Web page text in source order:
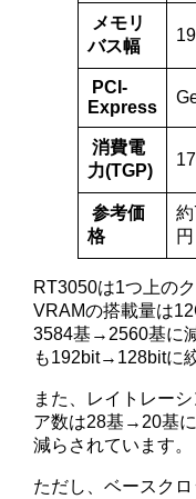
メモリ
バス幅
PCI-
Express
消費電
力(TGP)
参考価
格
円
RT3050は1つ上の
VRAMの搭載量は
3584基→2560基に
も192bit→128bitに
また、レイトレー
ア数は28基→20基
減らされています。
ただし、ベースク